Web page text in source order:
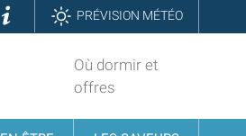
InformazioniPRÉVISION MÉTÉO
Où dormir et
offres